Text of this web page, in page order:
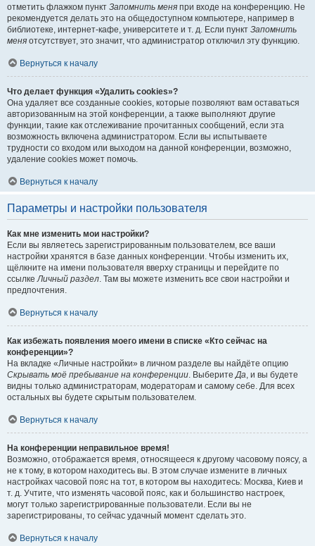
отметить флажком пункт Запомнить меня при входе на конференцию. Не
рекомендуется делать это на общедоступном компьютере, например в
библиотеке, интернет-кафе, университете и т. д. Если пункт Запомнить
меня отсутствует, это значит, что администратор отключил эту функцию.
Вернуться к началу
Что делает функция «Удалить cookies»?
Она удаляет все созданные cookies, которые позволяют вам оставаться
авторизованным на этой конференции, а также выполняют другие
функции, такие как отслеживание прочитанных сообщений, если эта
возможность включена администратором. Если вы испытываете
трудности со входом или выходом на данной конференции, возможно,
удаление cookies может помочь.
Вернуться к началу
Параметры и настройки пользователя
Как мне изменить мои настройки?
Если вы являетесь зарегистрированным пользователем, все ваши
настройки хранятся в базе данных конференции. Чтобы изменить их,
щёлкните на имени пользователя вверху страницы и перейдите по
ссылкеЛичный раздел. Там вы можете изменить все свои настройки и
предпочтения.
Вернуться к началу
Как избежать появления моего имени в списке «Кто сейчас на
конференции»?
На вкладке «Личные настройки» в личном разделе вы найдёте опцию
Скрывать моё пребывание на конференции. ВыберитеДа, и вы будете
видны только администраторам, модераторам и самому себе. Для всех
остальных вы будете скрытым пользователем.
Вернуться к началу
На конференции неправильное время!
Возможно, отображается время, относящееся к другому часовому поясу, а
не к тому, в котором находитесь вы. В этом случае измените в личных
настройках часовой пояс на тот, в котором вы находитесь: Москва, Киев и
т. д. Учтите, что изменять часовой пояс, как и большинство настроек,
могут только зарегистрированные пользователи. Если вы не
зарегистрированы, то сейчас удачный момент сделать это.
Вернуться к началу